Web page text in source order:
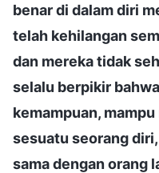
benar di dalam diri
telah kehilangan
dan mereka tidak
selalu berpikir
kemampuan,
sesuatu seorang
sama dengan orang